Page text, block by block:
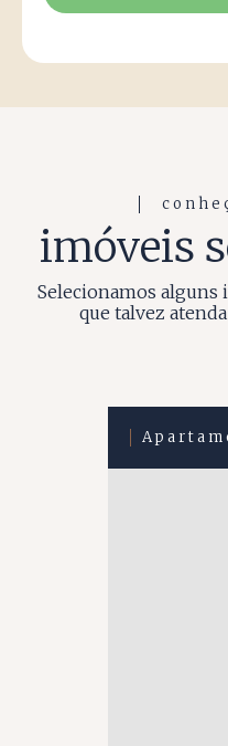
imóveis
Selecionamos alguns
que talvez